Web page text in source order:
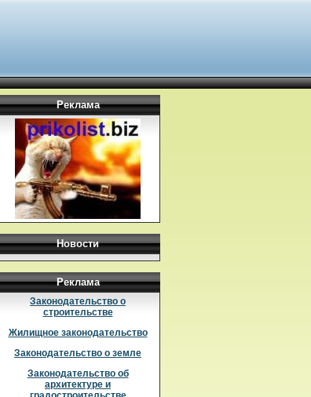
Реклама
Новости
Реклама
Законодательство о
строительстве
Жилищное законодательство
Законодательство о земле
Законодательство об
архитектуре и